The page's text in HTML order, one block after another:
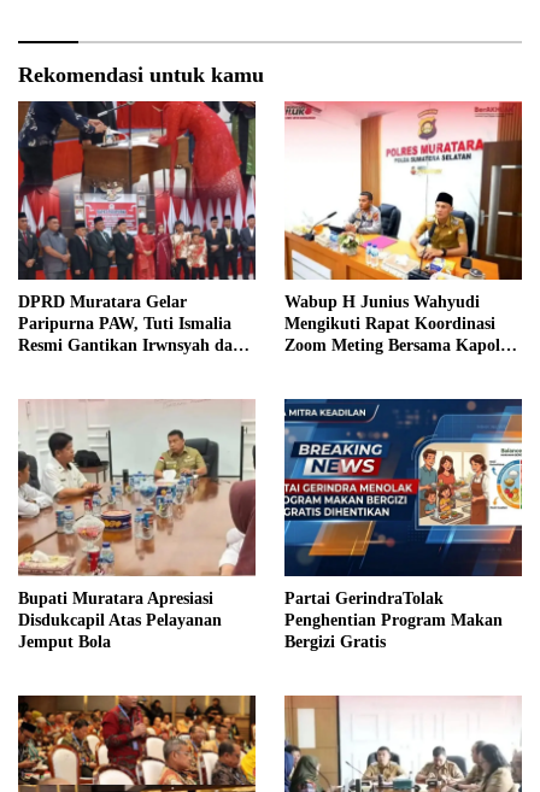
Rekomendasi untuk kamu
DPRD Muratara Gelar
Paripurna PAW, Tuti Ismalia
Resmi Gantikan Irwnsyah dari
Wabup H Junius Wahyudi
Mengikuti Rapat Koordinasi
Zoom Meting Bersama Kapolres
Bupati Muratara Apresiasi
Disdukcapil Atas Pelayanan
Jemput Bola
Partai GerindraTolak
Penghentian Program Makan
Bergizi Gratis